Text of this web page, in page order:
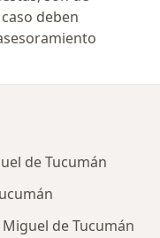
deben
de Tucumán
de Tucumán